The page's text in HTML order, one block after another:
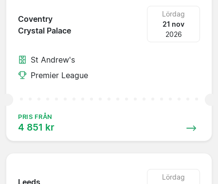
Coventry
Crystal Palace
Lördag
21 nov
2026
St Andrew's
Premier League
PRIS FRÅN
4 851 kr
Lördag